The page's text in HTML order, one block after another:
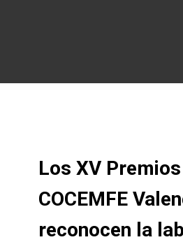
Los XV Premios
COCEMFE
reconocen la